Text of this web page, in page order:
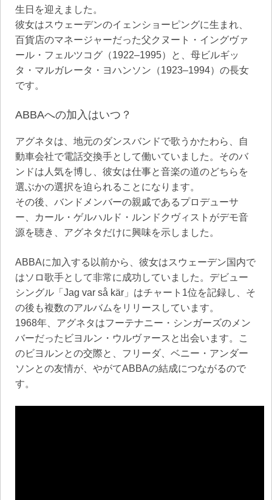
生日を迎えました。
彼女はスウェーデンのイェンショーピングに生まれ、
百貨店のマネージャーだった父クヌート・イングヴァ
ール・フェルツコグ（1922–1995）と、母ビルギッ
タ・マルガレータ・ヨハンソン（1923–1994）の長女
です。
ABBAへの加入はいつ？
アグネタは、地元のダンスバンドで歌うかたわら、自
動車会社で電話交換手として働いていました。そのバ
ンドは人気を博し、彼女は仕事と音楽の道のどちらを
選ぶかの選択を迫られることになります。
その後、バンドメンバーの親戚であるプロデューサ
ー、カール・ゲルハルド・ルンドクヴィストがデモ音
源を聴き、アグネタだけに興味を示しました。
ABBAに加入する以前から、彼女はスウェーデン国内で
はソロ歌手として非常に成功していました。デビュー
シングル「Jag var så kär」はチャート1位を記録し、そ
の後も複数のアルバムをリリースしています。
1968年、アグネタはフーテナニー・シンガーズのメン
バーだったビヨルン・ウルヴァースと出会います。こ
のビヨルンとの交際と、フリーダ、ベニー・アンダー
ソンとの友情が、やがてABBAの結成につながるので
す。